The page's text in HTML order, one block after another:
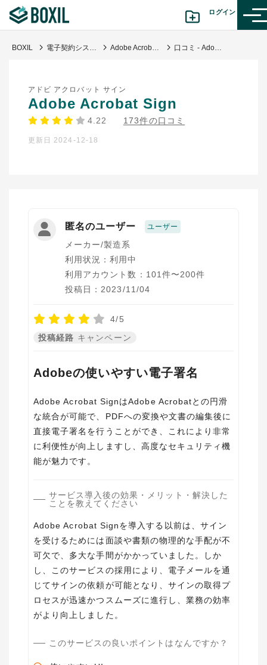
ログイン
診断から探す(β版)
BOXIL 電子契約システム Adobe Acrobat Sign 口コミ - Adobeの使いやすい電子署名
アドビ アクロバット サイン
Adobe Acrobat Sign
4.22 173件の口コミ
更新日 2024-12-18
匿名のユーザー ユーザー
メーカー/製造系
利用状況：利用中
利用アカウント数：101件〜200件
投稿日：2023/11/04
4/5
投稿経路 キャンペーン
Adobeの使いやすい電子署名
Adobe Acrobat SignはAdobe Acrobatとの円滑
な統合が可能で、PDFへの変換や文書の編集後に
直接電子署名を行うことができ、これにより非常
に利便性が向上しますし、高度なセキュリティ機
能が魅力です。
サービス導入後の効果・メリット・解決した
ことを教えてください
Adobe Acrobat Signを導入する以前は、サイン
を受けるためには面談や書類の物理的な手配が不
可欠で、多大な手間がかかっていました。しか
し、このサービスの採用により、電子メールを通
じてサインの依頼が可能となり、サインの取得プ
ロセスが迅速かつスムーズに進行し、業務の効率
がより向上しました。
このサービスの良いポイントはなんですか？